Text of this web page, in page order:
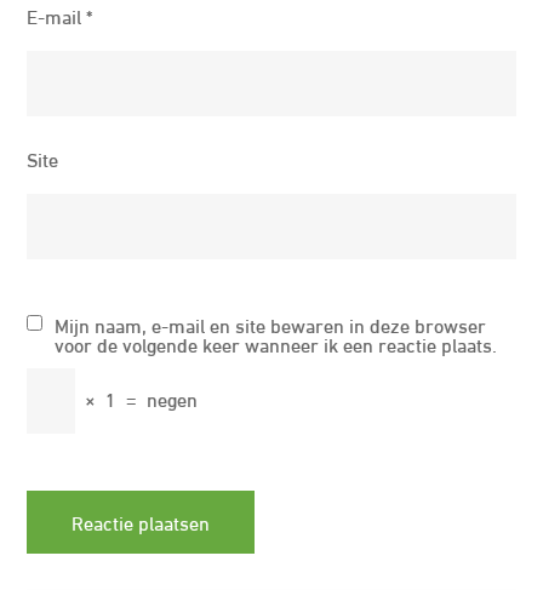
E-mail*
Site
Mijn naam, e-mail en site bewaren in deze browser
voor de volgende keer wanneer ik een reactie plaats.
× 1 = negen